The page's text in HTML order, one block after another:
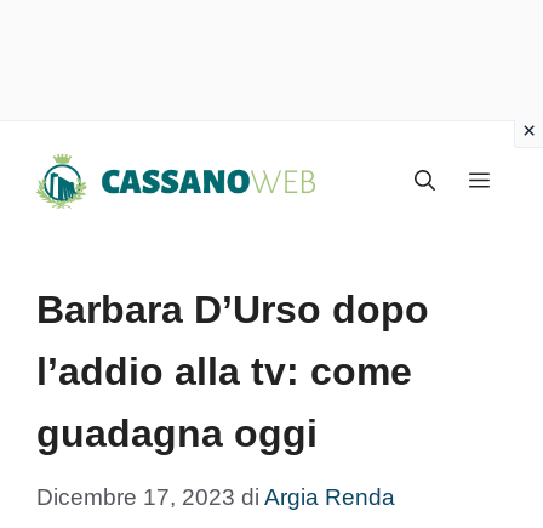
Menu
Barbara D’Urso dopo
l’addio alla tv: come
guadagna oggi
Dicembre 17, 2023 di Argia Renda